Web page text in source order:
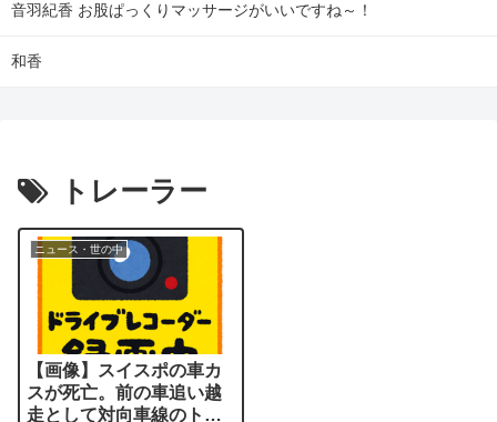
音羽紀香 お股ぱっくりマッサージがいいですね～！
和香
トレーラー
ニュース・世の中
【画像】スイスポの車カ
スが死亡。前の車追い越
走として対向車線のトレ